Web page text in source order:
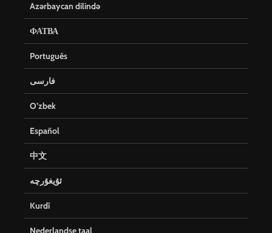
Azərbaycan dilində
ФАТВА
Português
فارسی
O’zbek
Español
中文
ئۇيغۇرچە
Kurdî
Nederlandse taal